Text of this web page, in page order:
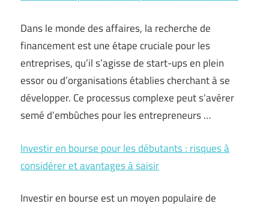
Dans le monde des affaires, la recherche de
financement est une étape cruciale pour les
entreprises, qu’il s’agisse de start-ups en plein
essor ou d’organisations établies cherchant à se
développer. Ce processus complexe peut s’avérer
semé d’embûches pour les entrepreneurs …
Investir en bourse pour les débutants : risques à
considérer et avantages à saisir
Investir en bourse est un moyen populaire de